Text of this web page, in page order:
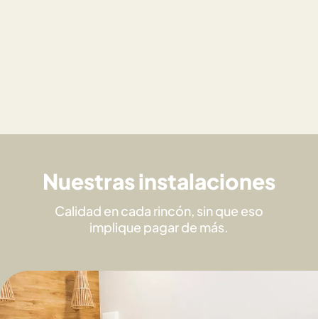
Nuestras instalaciones
Calidad en cada rincón, sin que eso
implique pagar de más.